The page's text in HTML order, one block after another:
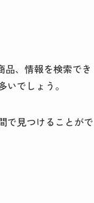
品、情報を検索でき
でしょう。
で見つけることがで